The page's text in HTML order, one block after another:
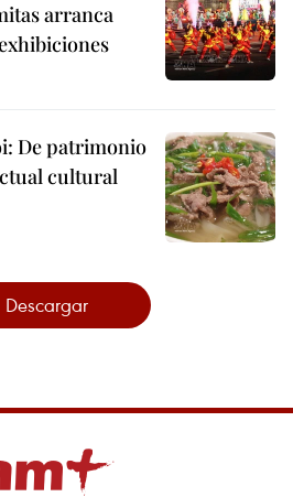
arranca
De patrimonio
cultural
Descargar